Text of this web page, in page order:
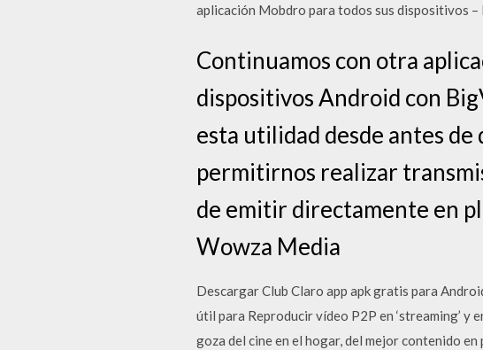
aplicación Mobdro para todos sus dispositivos
Continuamos con otra
dispositivos Android con
esta utilidad desde antes de
permitirnos realizar
de emitir directamente en
Wowza Media
Descargar Club Claro app apk gratis para
útil para Reproducir vídeo P2P en ‘streaming’
goza del cine en el hogar, del mejor contenido